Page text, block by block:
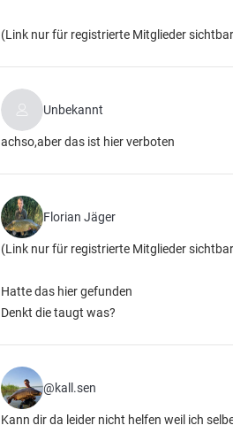
(Link nur für registrierte Mitglieder
Unbekannt
achso,aber das ist hier verboten
Florian Jäger
(Link nur für registrierte Mitglieder
Hatte das hier gefunden
Denkt die taugt was?
@kall.sen
Kann dir da leider nicht helfen weil ich